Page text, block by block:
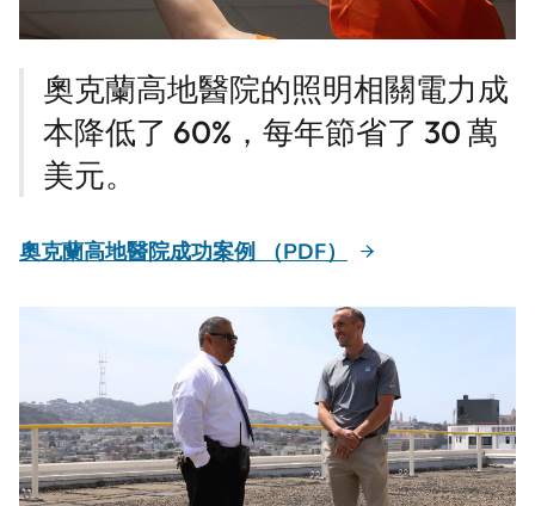
奧克蘭高地醫院的照明相關電力成
本降低了 60%，每年節省了 30 萬
美元。
奧克蘭高地醫院成功案例 （PDF）